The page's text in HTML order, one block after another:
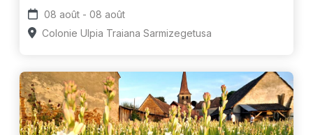
08 août - 08 août
Colonie Ulpia Traiana Sarmizegetusa